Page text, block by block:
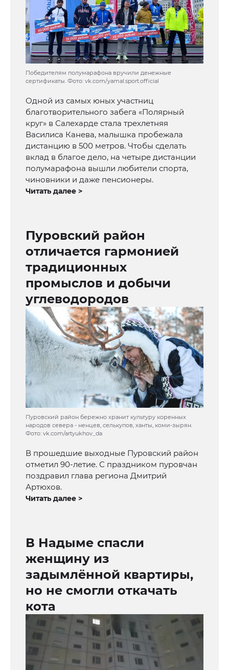
Победителям полумарафона вручили денежные
сертификаты. Фото: vk.com/yamal.sport.official
Одной из самых юных участниц
благотворительного забега «Полярный
круг» в Салехарде стала трехлетняя
Василиса Канева, малышка пробежала
дистанцию в 500 метров. Чтобы сделать
вклад в благое дело, на четыре дистанции
полумарафона вышли любители спорта,
чиновники и даже пенсионеры.
Читать далее >
Пуровский район
отличается гармонией
традиционных
промыслов и добычи
углеводородов
Пуровский район бережно хранит культуру коренных
народов севера - ненцев, селькупов, ханты, коми-зырян.
Фото: vk.com/artyukhov_da
В прошедшие выходные Пуровский район
отметил 90-летие. С праздником пуровчан
поздравил глава региона Дмитрий
Артюхов.
Читать далее >
В Надыме спасли
женщину из
задымлённой квартиры,
но не смогли откачать
кота